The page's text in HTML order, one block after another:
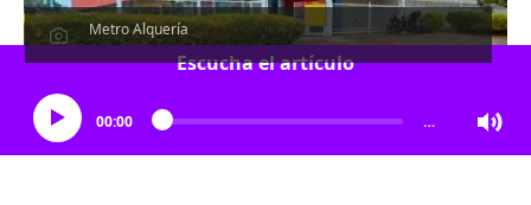
Metro Alquería
Escucha el artículo
00:00 …